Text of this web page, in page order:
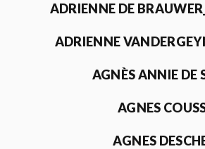
ADRIENNE DE
ADRIENNE
AGNÈS ANNIE DE
AGNES
AGNES